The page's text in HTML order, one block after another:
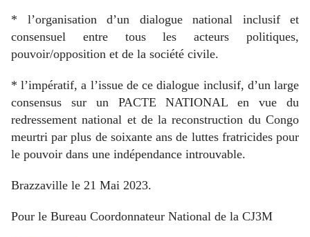
* l’organisation d’un dialogue national inclusif et
consensuel entre tous les acteurs politiques,
pouvoir/opposition et de la société civile.
* l’impératif, a l’issue de ce dialogue inclusif, d’un large
consensus sur un PACTE NATIONAL en vue du
redressement national et de la reconstruction du Congo
meurtri par plus de soixante ans de luttes fratricides pour
le pouvoir dans une indépendance introuvable.
Brazzaville le 21 Mai 2023.
Pour le Bureau Coordonnateur National de la CJ3M